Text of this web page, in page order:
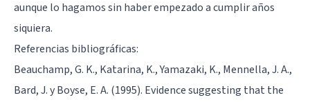
aunque lo hagamos sin haber empezado a cumplir años
siquiera.
Referencias bibliográficas:
Beauchamp, G. K., Katarina, K., Yamazaki, K., Mennella, J. A.,
Bard, J. y Boyse, E. A. (1995). Evidence suggesting that the